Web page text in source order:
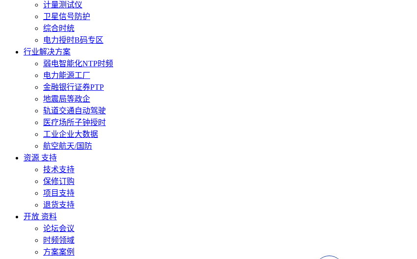
计量测试仪
卫星信号防护
综合时统
电力授时B码专区
行业解决方案
弱电智能化NTP时频
电力能源工厂
金融银行证券PTP
地震局等政企
轨道交通自动驾驶
医疗场所子钟授时
工业企业大数据
航空航天/国防
资源 支持
技术支持
保修订购
项目支持
退货支持
开放 资料
论坛会议
时频领域
方案案例